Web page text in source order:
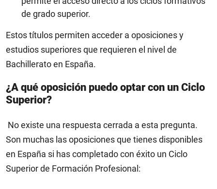
de grado superior.
Estos títulos permiten acceder a oposiciones y
estudios superiores que requieren el nivel de
Bachillerato en España.
¿A qué oposición puedo optar con un Ciclo
Superior?
No existe una respuesta cerrada a esta pregunta.
Son muchas las oposiciones que tienes disponibles
en España si has completado con éxito un Ciclo
Superior de Formación Profesional: